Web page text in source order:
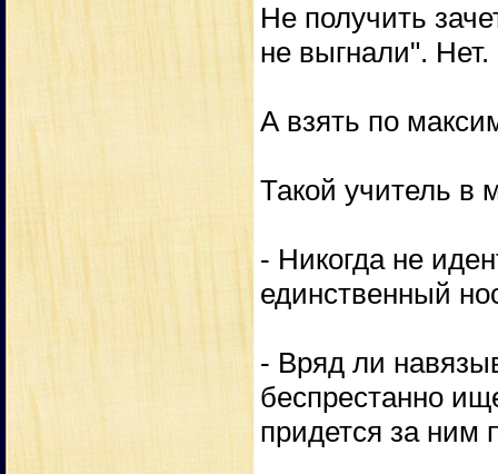
Не получить
не выгнали". Нет.
А взять по
Такой учитель в
- Никогда не
единственный
- Вряд ли
беспрестанно
придется за ним